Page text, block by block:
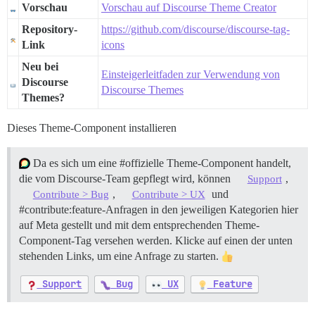
Vorschau
Vorschau auf Discourse Theme Creator
Repository-
Link
https://github.com/discourse/discourse-tag-
icons
Neu bei
Discourse
Themes?
Einsteigerleitfaden zur Verwendung von
Discourse Themes
Dieses Theme-Component installieren
Da es sich um eine #offizielle Theme-Component handelt,
die vom Discourse-Team gepflegt wird, können
Support ,
Contribute > Bug , Contribute > UX und
#contribute:feature-Anfragen in den jeweiligen Kategorien hier
auf Meta gestellt und mit dem entsprechenden Theme-
Component-Tag versehen werden. Klicke auf einen der unten
stehenden Links, um eine Anfrage zu starten.
Support Bug UX Feature